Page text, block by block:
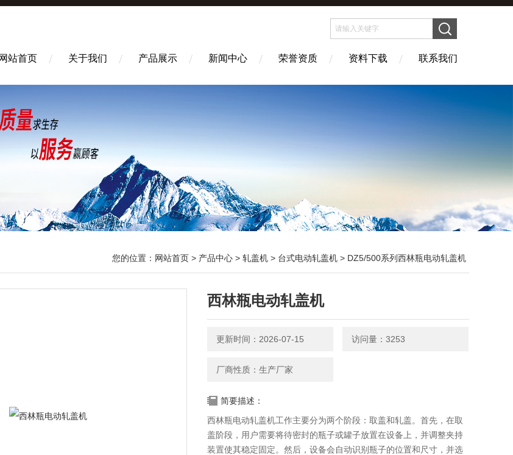
网站首页 关于我们 产品展示 新闻中心 荣誉资质 资料下载 联系我们
您的位置： 网站首页 > 产品中心 > 轧盖机 > 台式电动轧盖机 > DZ5/500系列西林瓶电动轧盖机
西林瓶电动轧盖机
更新时间：2026-07-15 访问量：3253
厂商性质：生产厂家
简要描述：
西林瓶电动轧盖机工作主要分为两个阶段：取盖和轧盖。首先，在取
盖阶段，用户需要将待密封的瓶子或罐子放置在设备上，并调整夹持
装置使其稳定固定。然后，设备会自动识别瓶子的位置和尺寸，并选